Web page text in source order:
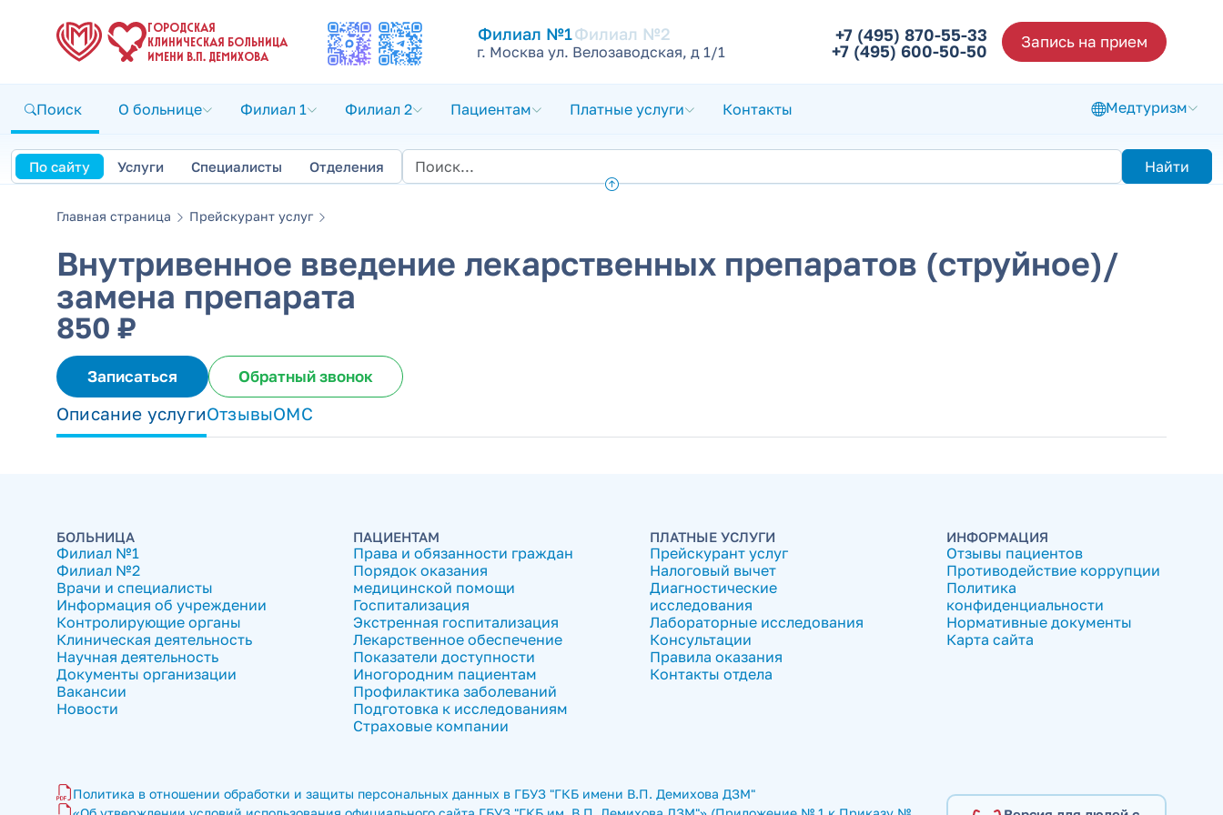
ГОРОДСКАЯ
КЛИНИЧЕСКАЯ БОЛЬНИЦА
ИМЕНИ В.П. ДЕМИХОВА
Филиал №1Филиал №2
г. Москва ул. Велозаводская, д 1/1
+7 (495) 870-55-33
+7 (495) 600-50-50
Запись на прием
Поиск О больнице Филиал 1 Филиал 2 Пациентам Платные услуги Контакты Медтуризм
По сайту Услуги Специалисты Отделения Найти
Главная страница Прейскурант услуг
Внутривенное введение лекарственных препаратов (струйное)/
замена препарата
850 ₽
Записаться Обратный звонок
Описание услугиОтзывыОМС
БОЛЬНИЦА
Филиал №1
Филиал №2
Врачи и специалисты
Информация об учреждении
Контролирующие органы
Клиническая деятельность
Научная деятельность
Документы организации
Вакансии
Новости
ПАЦИЕНТАМ
Права и обязанности граждан
Порядок оказания
медицинской помощи
Госпитализация
Экстренная госпитализация
Лекарственное обеспечение
Показатели доступности
Иногородним пациентам
Профилактика заболеваний
Подготовка к исследованиям
Страховые компании
ПЛАТНЫЕ УСЛУГИ
Прейскурант услуг
Налоговый вычет
Диагностические
исследования
Лабораторные исследования
Консультации
Правила оказания
Контакты отдела
ИНФОРМАЦИЯ
Отзывы пациентов
Противодействие коррупции
Политика
конфиденциальности
Нормативные документы
Карта сайта
Политика в отношении обработки и защиты персональных данных в ГБУЗ "ГКБ имени В.П. Демихова ДЗМ"